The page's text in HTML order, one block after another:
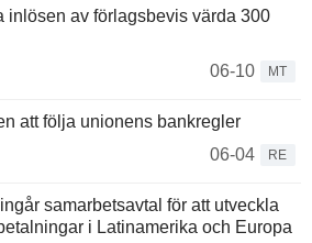
inlösen av förlagsbevis värda 300
06-10
MT
att följa unionens bankregler
06-04
RE
samarbetsavtal för att utveckla
i Latinamerika och Europa